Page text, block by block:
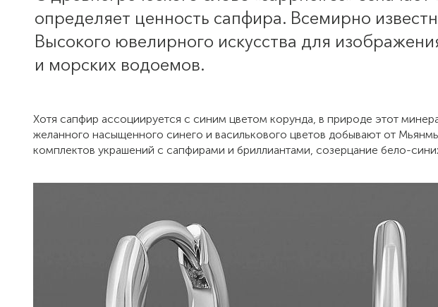
определяет ценность сапфира. Всемирно
Высокого ювелирного искусства для
и морских водоемов.
Хотя сапфир ассоциируется с синим цветом корунда, в природе этот
желанного насыщенного синего и василькового цветов добывают от
комплектов украшений с сапфирами и бриллиантами, созерцание бело-